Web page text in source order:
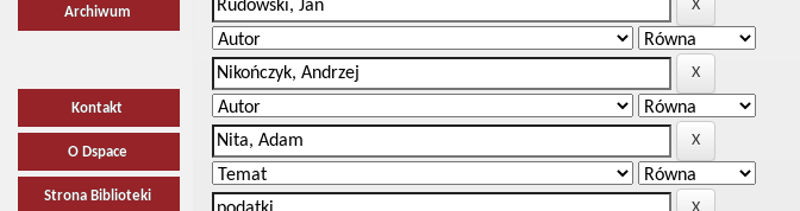
Archiwum
Kontakt
O Dspace
Strona Biblioteki